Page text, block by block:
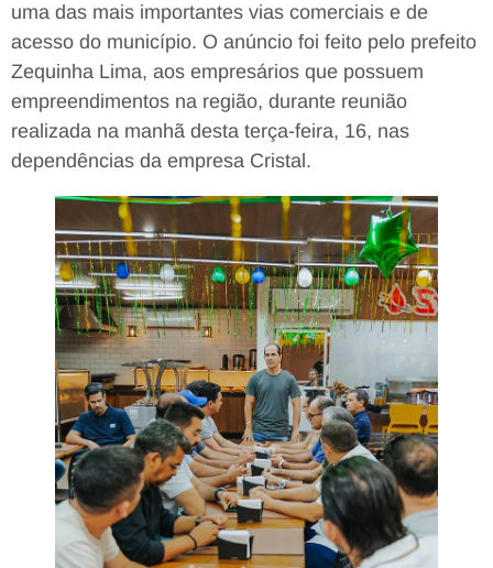
uma das mais importantes vias comerciais e de
acesso do município. O anúncio foi feito pelo prefeito
Zequinha Lima, aos empresários que possuem
empreendimentos na região, durante reunião
realizada na manhã desta terça-feira, 16, nas
dependências da empresa Cristal.